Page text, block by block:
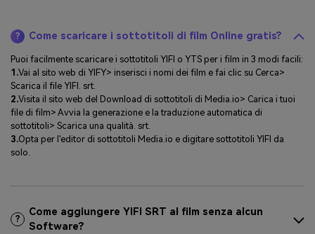
? Come scaricare i sottotitoli di film Online gratis?
Puoi facilmente scaricare i sottotitoli YIFI o YTS per i film in 3 modi facili:
1.Vai al sito web di YIFY> inserisci i nomi dei film e fai clic su Cerca>
Scarica il file YIFI. srt.
2.Visita il sito web del Download di sottotitoli di Media.io> Carica i tuoi
file di film> Avvia la generazione e la traduzione automatica di
sottotitoli> Scarica una qualità. srt.
3.Opta per l'editor di sottotitoli Media.io e digitare sottotitoli YIFI da
solo.
?
Come aggiungere YIFI SRT al film senza alcun
Software?